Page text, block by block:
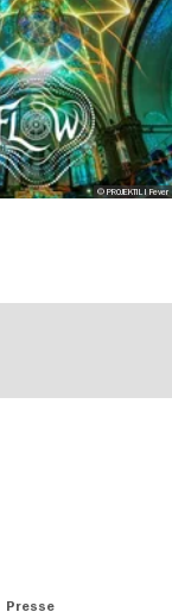
© PROJEKTIL I Fever
Presse